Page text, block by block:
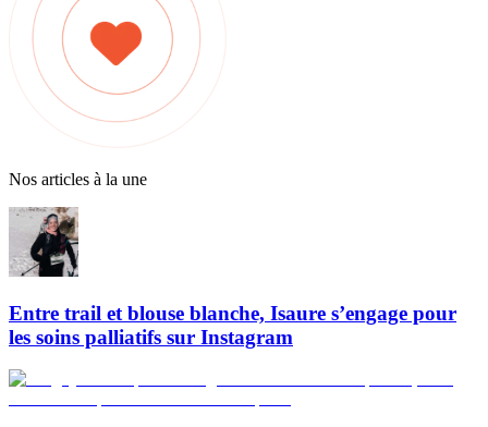
Nos articles à la une
Entre trail et blouse blanche, Isaure s’engage pour
les soins palliatifs sur Instagram